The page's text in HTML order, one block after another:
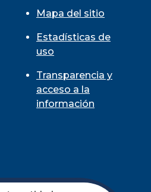
Mapa del sitio
Estadísticas de
uso
Transparencia y
acceso a la
información